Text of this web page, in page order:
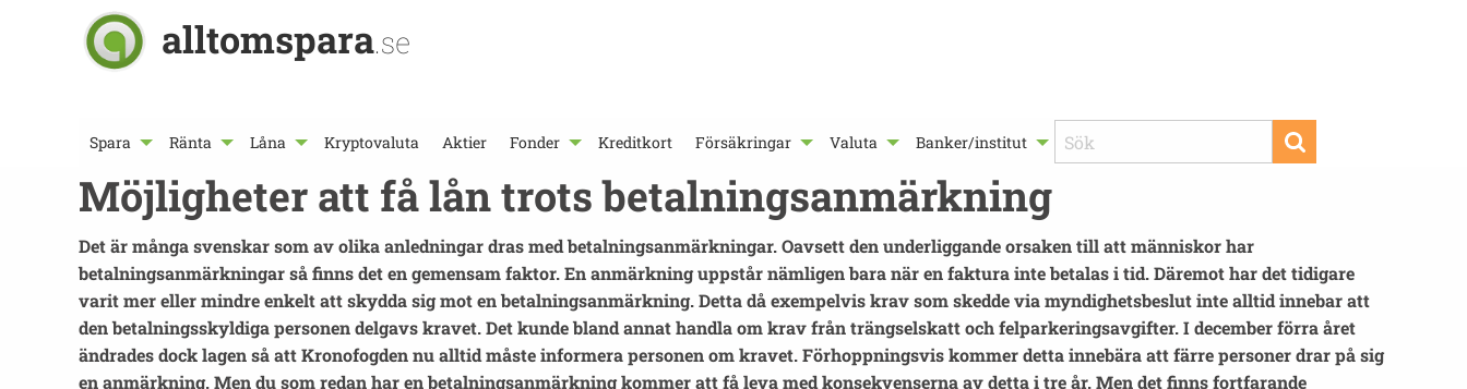
alltomspara.se
Spara Ränta Låna Kryptovaluta Aktier Fonder Kreditkort Försäkringar Valuta Banker/institut
Möjligheter att få lån trots betalningsanmärkning
Det är många svenskar som av olika anledningar dras med betalningsanmärkningar. Oavsett den underliggande orsaken till att människor har
betalningsanmärkningar så finns det en gemensam faktor. En anmärkning uppstår nämligen bara när en faktura inte betalas i tid. Däremot har det tidigare
varit mer eller mindre enkelt att skydda sig mot en betalningsanmärkning. Detta då exempelvis krav som skedde via myndighetsbeslut inte alltid innebar att
den betalningsskyldiga personen delgavs kravet. Det kunde bland annat handla om krav från trängselskatt och felparkeringsavgifter. I december förra året
ändrades dock lagen så att Kronofogden nu alltid måste informera personen om kravet. Förhoppningsvis kommer detta innebära att färre personer drar på sig
en anmärkning. Men du som redan har en betalningsanmärkning kommer att få leva med konsekvenserna av detta i tre år. Men det finns fortfarande